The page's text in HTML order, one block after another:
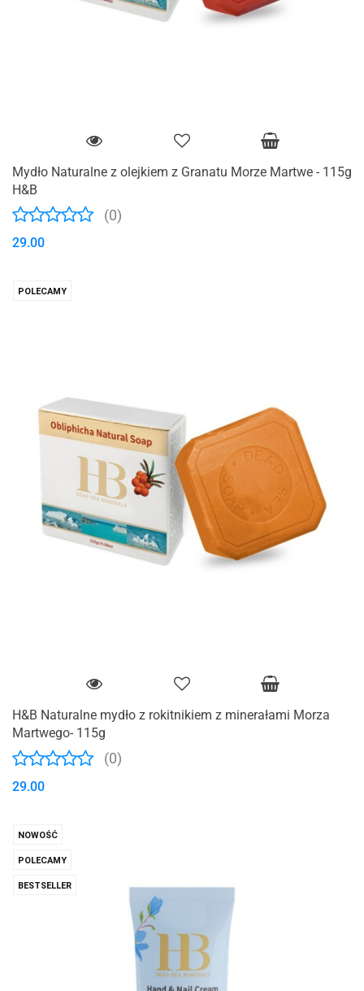
Mydło Naturalne z olejkiem z Granatu Morze Martwe - 115g
H&B
(0)
29.00
POLECAMY
H&B Naturalne mydło z rokitnikiem z minerałami Morza
Martwego- 115g
(0)
29.00
NOWOŚĆ
POLECAMY
BESTSELLER